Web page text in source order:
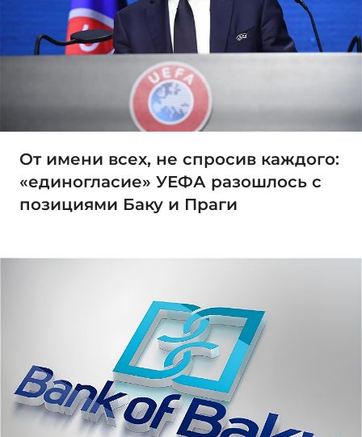
От имени всех, не спросив каждого:
«единогласие» УЕФА разошлось с
позициями Баку и Праги